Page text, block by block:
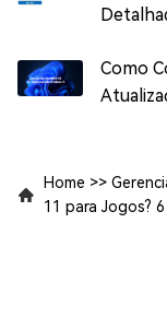
Como
Home >>
11 para Jogos?